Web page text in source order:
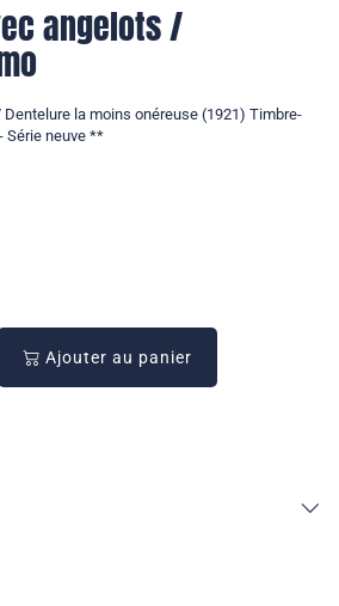
angelots /
la moins onéreuse (1921) Timbre-
Série neuve **
Ajouter au panier